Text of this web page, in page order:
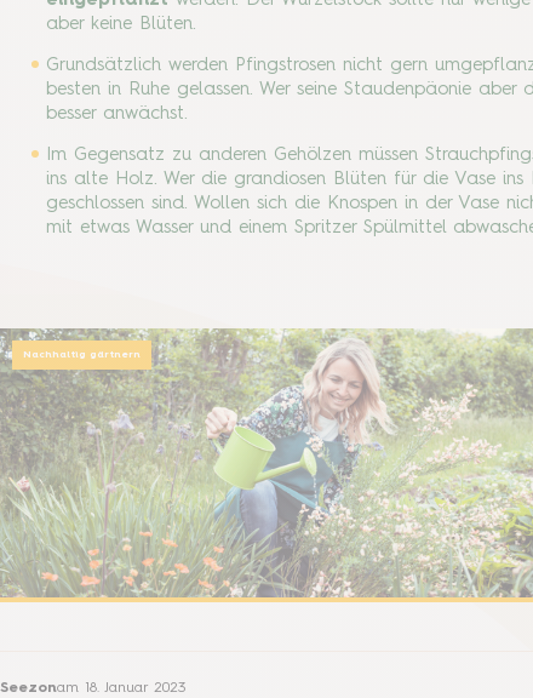
aber keine Blüten.
Grundsätzlich werden Pfingstrosen nicht gern
besten in Ruhe gelassen. Wer seine Staudenpäonie
besser anwächst.
Im Gegensatz zu anderen Gehölzen müssen
ins alte Holz. Wer die grandiosen Blüten für die Vase
geschlossen sind. Wollen sich die Knospen in der Vase
mit etwas Wasser und einem Spritzer Spülmittel
Nachhaltig gärtnern
Seezonam 18. Januar 2023